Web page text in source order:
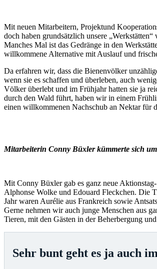
Mit neuen Mitarbeitern, Projektund
doch haben grundsätzlich unsere
Manches Mal ist das Gedränge in den
willkommene Alternative mit Auslauf und
Da erfahren wir, dass die Bienenvölker
wenn sie es schaffen und überleben, auch
Völker überlebt und im Frühjahr hatten sie ja
durch den Wald führt, haben wir in einem
einen willkommenen Nachschub an Nektar für
Mitarbeiterin Conny Büxler kümmerte sich
Mit Conny Büxler gab es ganz neue
Alphonse Wolke und Edouard Fleckchen. Die
Jahr waren Aurélie aus Frankreich sowie
Gerne nehmen wir auch junge Menschen aus
Tieren, mit den Gästen in der Beherbergung
Sehr bunt geht es ja auch